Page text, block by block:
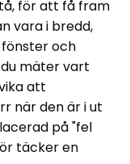
för att få fram
vara i bredd,
fönster och
mäter vart
att
när den är i ut
på "fel
täcker en